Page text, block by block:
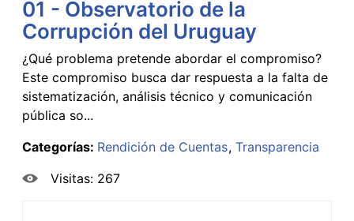
01 - Observatorio de la
Corrupción del Uruguay
¿Qué problema pretende abordar el compromiso?
Este compromiso busca dar respuesta a la falta de
sistematización, análisis técnico y comunicación
pública so...
Categorías: Rendición de Cuentas Transparencia
Visitas: 267